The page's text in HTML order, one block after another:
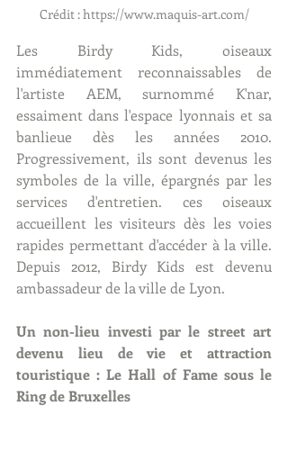
Crédit : https://www.maquis-art.com/
Les Birdy Kids, oiseaux
immédiatement reconnaissables de
l'artiste AEM, surnommé K'nar,
essaiment dans l'espace lyonnais et sa
banlieue dès les années 2010.
Progressivement, ils sont devenus les
symboles de la ville, épargnés par les
services d'entretien. ces oiseaux
accueillent les visiteurs dès les voies
rapides permettant d'accéder à la ville.
Depuis 2012, Birdy Kids est devenu
ambassadeur de la ville de Lyon.
Un non-lieu investi par le street art
devenu lieu de vie et attraction
touristique : Le Hall of Fame sous le
Ring de Bruxelles